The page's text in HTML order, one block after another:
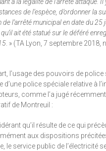
de l’espèce, d’ordonner la
de l’arrêté municipal en date du 25
qu’il ait été statué sur le déféré
. » (TA Lyon, 7 septembre 2018,
l’usage des pouvoirs de
d’une police spéciale relative à
comme l’a jugé récemment
de Montreuil :
qu’il résulte de ce qui
aux dispositions
le service public de l’électricité